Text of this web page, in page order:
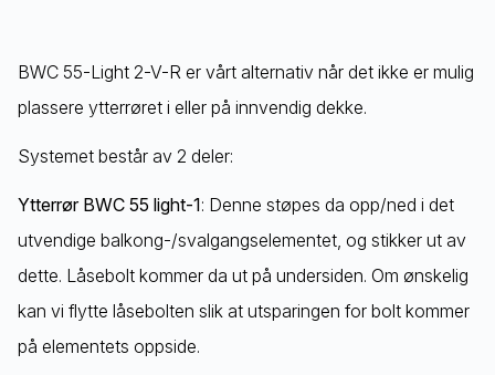
BWC 55-Light 2-V-R er vårt alternativ når det ikke er mulig
plassere ytterrøret i eller på innvendig dekke.
Systemet består av 2 deler:
Ytterrør BWC 55 light-1: Denne støpes da opp/ned i det
utvendige balkong-/svalgangselementet, og stikker ut av
dette. Låsebolt kommer da ut på undersiden. Om ønskelig
kan vi flytte låsebolten slik at utsparingen for bolt kommer
på elementets oppside.